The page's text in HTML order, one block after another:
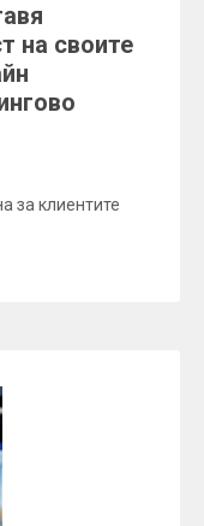
на своите
за клиентите